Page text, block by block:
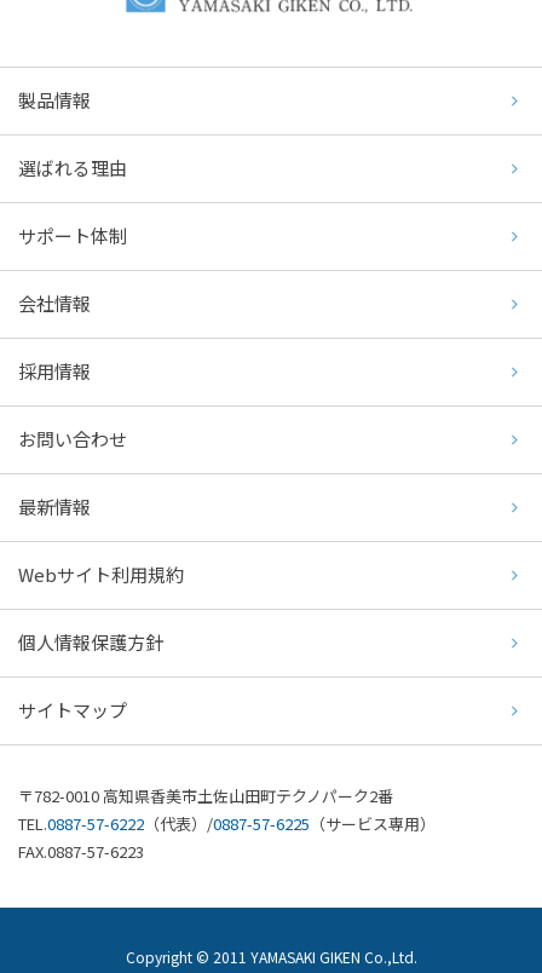
製品情報
選ばれる理由
サポート体制
会社情報
採用情報
お問い合わせ
最新情報
Webサイト利用規約
個人情報保護方針
サイトマップ
〒782-0010 高知県香美市土佐山田町テクノパーク2番
TEL.0887-57-6222 （代表）/0887-57-6225 （サービス専用）
FAX.0887-57-6223
Copyright © 2011 YAMASAKI GIKEN Co.,Ltd.